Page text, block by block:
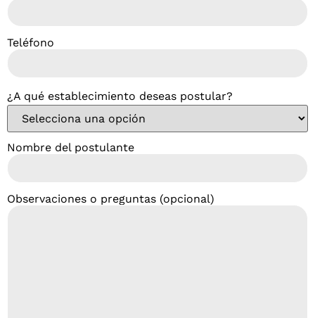
Teléfono
¿A qué establecimiento deseas postular?
Nombre del postulante
Observaciones o preguntas (opcional)